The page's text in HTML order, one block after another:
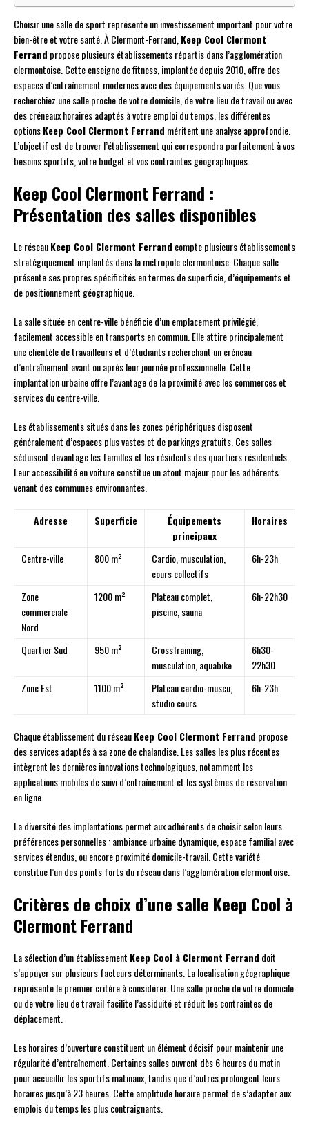
Choisir une salle de sport représente un investissement important pour votre
bien-être et votre santé. À Clermont-Ferrand,Keep Cool Clermont
Ferrand propose plusieurs établissements répartis dans l’agglomération
clermontoise. Cette enseigne de fitness, implantée depuis 2010, offre des
espaces d’entraînement modernes avec des équipements variés. Que vous
recherchiez une salle proche de votre domicile, de votre lieu de travail ou avec
des créneaux horaires adaptés à votre emploi du temps, les différentes
optionsKeep Cool Clermont Ferrand méritent une analyse approfondie.
L’objectif est de trouver l’établissement qui correspondra parfaitement à vos
besoins sportifs, votre budget et vos contraintes géographiques.
Keep Cool Clermont Ferrand :
Présentation des salles disponibles
Le réseauKeep Cool Clermont Ferrand compte plusieurs établissements
stratégiquement implantés dans la métropole clermontoise. Chaque salle
présente ses propres spécificités en termes de superficie, d’équipements et
de positionnement géographique.
La salle située en centre-ville bénéficie d’un emplacement privilégié,
facilement accessible en transports en commun. Elle attire principalement
une clientèle de travailleurs et d’étudiants recherchant un créneau
d’entraînement avant ou après leur journée professionnelle. Cette
implantation urbaine offre l’avantage de la proximité avec les commerces et
services du centre-ville.
Les établissements situés dans les zones périphériques disposent
généralement d’espaces plus vastes et de parkings gratuits. Ces salles
séduisent davantage les familles et les résidents des quartiers résidentiels.
Leur accessibilité en voiture constitue un atout majeur pour les adhérents
venant des communes environnantes.
Adresse Superficie
Équipements
principaux
Horaires
Centre-ville 800 m²
Cardio, musculation,
cours collectifs
6h-23h
Zone
commerciale
Nord
1200 m²
Plateau complet,
piscine, sauna
6h-22h30
Quartier Sud 950 m²
CrossTraining,
musculation, aquabike
6h30-
22h30
Zone Est
1100 m²
Plateau cardio-muscu,
studio cours
6h-23h
Chaque établissement du réseauKeep Cool Clermont Ferrand propose
des services adaptés à sa zone de chalandise. Les salles les plus récentes
intègrent les dernières innovations technologiques, notamment les
applications mobiles de suivi d’entraînement et les systèmes de réservation
en ligne.
La diversité des implantations permet aux adhérents de choisir selon leurs
préférences personnelles : ambiance urbaine dynamique, espace familial avec
services étendus, ou encore proximité domicile-travail. Cette variété
constitue l’un des points forts du réseau dans l’agglomération clermontoise.
Critères de choix d’une salle Keep Cool à
Clermont Ferrand
La sélection d’un établissement Keep Cool à Clermont Ferrand doit
s’appuyer sur plusieurs facteurs déterminants. La localisation géographique
représente le premier critère à considérer. Une salle proche de votre domicile
ou de votre lieu de travail facilite l’assiduité et réduit les contraintes de
déplacement.
Les horaires d’ouverture constituent un élément décisif pour maintenir une
régularité d’entraînement. Certaines salles ouvrent dès 6 heures du matin
pour accueillir les sportifs matinaux, tandis que d’autres prolongent leurs
horaires jusqu’à 23 heures. Cette amplitude horaire permet de s’adapter aux
emplois du temps les plus contraignants.